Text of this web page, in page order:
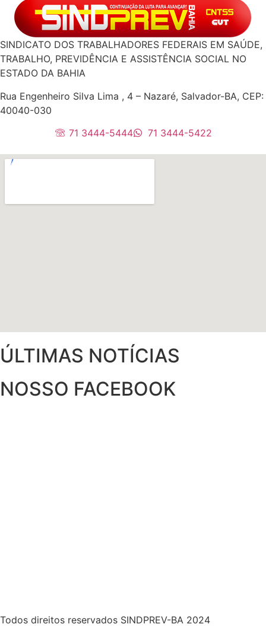
SINDICATO DOS TRABALHADORES FEDERAIS EM SAÚDE,
TRABALHO, PREVIDÊNCIA E ASSISTÊNCIA SOCIAL NO
ESTADO DA BAHIA
Rua Engenheiro Silva Lima , 4 – Nazaré, Salvador-BA, CEP:
40040-030
71 3444-5444
71 3444-5422
ÚLTIMAS NOTÍCIAS
NOSSO FACEBOOK
Todos direitos reservados SINDPREV-BA 2024